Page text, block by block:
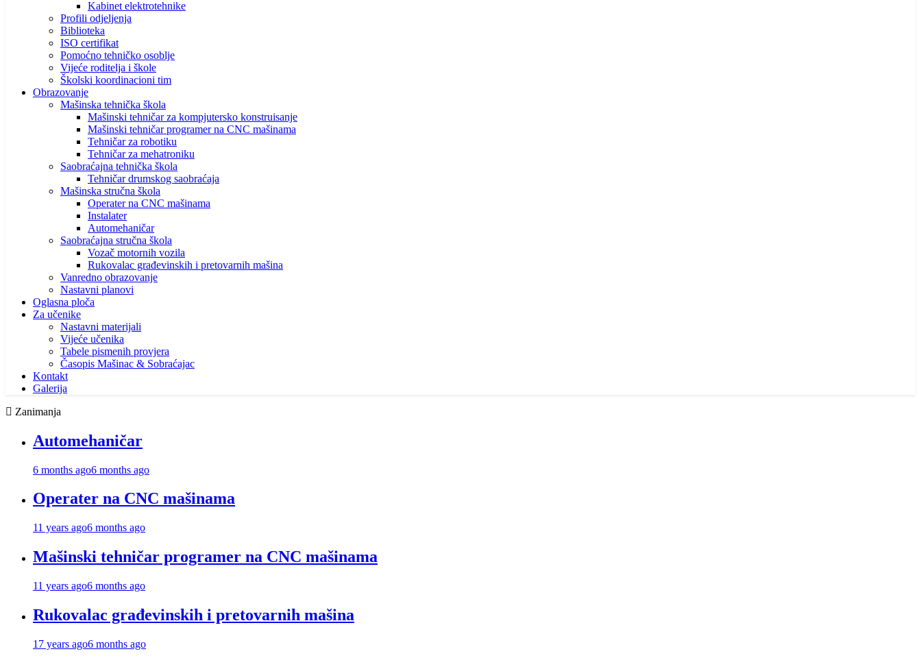
Kabinet elektrotehnike
Profili odjeljenja
Biblioteka
ISO certifikat
Pomoćno tehničko osoblje
Vijeće roditelja i škole
Školski koordinacioni tim
Obrazovanje
Mašinska tehnička škola
Mašinski tehničar za kompjutersko konstruisanje
Mašinski tehničar programer na CNC mašinama
Tehničar za robotiku
Tehničar za mehatroniku
Saobraćajna tehnička škola
Tehničar drumskog saobraćaja
Mašinska stručna škola
Operater na CNC mašinama
Instalater
Automehaničar
Saobraćajna stručna škola
Vozač motornih vozila
Rukovalac građevinskih i pretovarnih mašina
Vanredno obrazovanje
Nastavni planovi
Oglasna ploča
Za učenike
Nastavni materijali
Vijeće učenika
Tabele pismenih provjera
Časopis Mašinac & Sobraćajac
Kontakt
Galerija
Zanimanja
Automehaničar
6 months ago6 months ago
Operater na CNC mašinama
11 years ago6 months ago
Mašinski tehničar programer na CNC mašinama
11 years ago6 months ago
Rukovalac građevinskih i pretovarnih mašina
17 years ago6 months ago